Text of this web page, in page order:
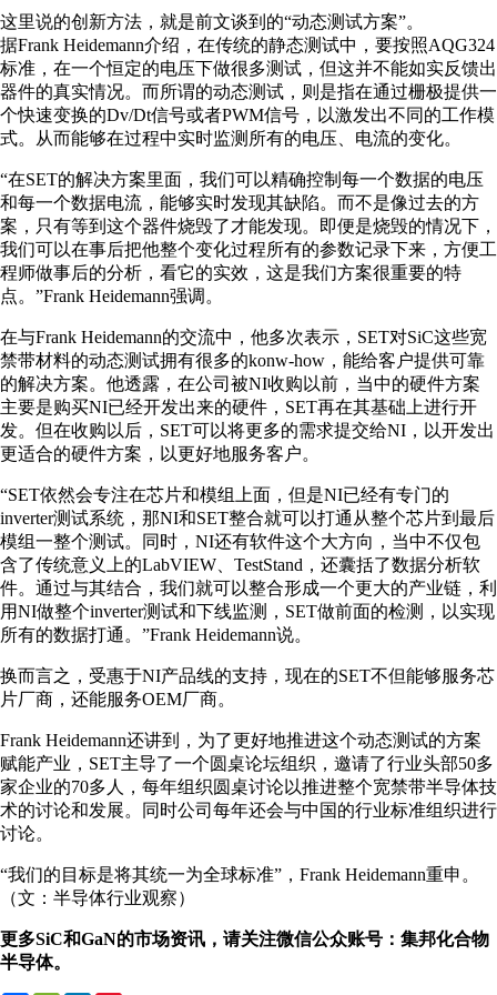
这里说的创新方法，就是前文谈到的“动态测试方案”。
据Frank Heidemann介绍，在传统的静态测试中，要按照AQG324
标准，在一个恒定的电压下做很多测试，但这并不能如实反馈出
器件的真实情况。而所谓的动态测试，则是指在通过栅极提供一
个快速变换的Dv/Dt信号或者PWM信号，以激发出不同的工作模
式。从而能够在过程中实时监测所有的电压、电流的变化。
“在SET的解决方案里面，我们可以精确控制每一个数据的电压
和每一个数据电流，能够实时发现其缺陷。而不是像过去的方
案，只有等到这个器件烧毁了才能发现。即便是烧毁的情况下，
我们可以在事后把他整个变化过程所有的参数记录下来，方便工
程师做事后的分析，看它的实效，这是我们方案很重要的特
点。”Frank Heidemann强调。
在与Frank Heidemann的交流中，他多次表示，SET对SiC这些宽
禁带材料的动态测试拥有很多的konw-how，能给客户提供可靠
的解决方案。他透露，在公司被NI收购以前，当中的硬件方案
主要是购买NI已经开发出来的硬件，SET再在其基础上进行开
发。但在收购以后，SET可以将更多的需求提交给NI，以开发出
更适合的硬件方案，以更好地服务客户。
“SET依然会专注在芯片和模组上面，但是NI已经有专门的
inverter测试系统，那NI和SET整合就可以打通从整个芯片到最后
模组一整个测试。同时，NI还有软件这个大方向，当中不仅包
含了传统意义上的LabVIEW、TestStand，还囊括了数据分析软
件。通过与其结合，我们就可以整合形成一个更大的产业链，利
用NI做整个inverter测试和下线监测，SET做前面的检测，以实现
所有的数据打通。”Frank Heidemann说。
换而言之，受惠于NI产品线的支持，现在的SET不但能够服务芯
片厂商，还能服务OEM厂商。
Frank Heidemann还讲到，为了更好地推进这个动态测试的方案
赋能产业，SET主导了一个圆桌论坛组织，邀请了行业头部50多
家企业的70多人，每年组织圆桌讨论以推进整个宽禁带半导体技
术的讨论和发展。同时公司每年还会与中国的行业标准组织进行
讨论。
“我们的目标是将其统一为全球标准”，Frank Heidemann重申。
（文：半导体行业观察）
更多SiC和GaN的市场资讯，请关注微信公众账号：集邦化合物
半导体。